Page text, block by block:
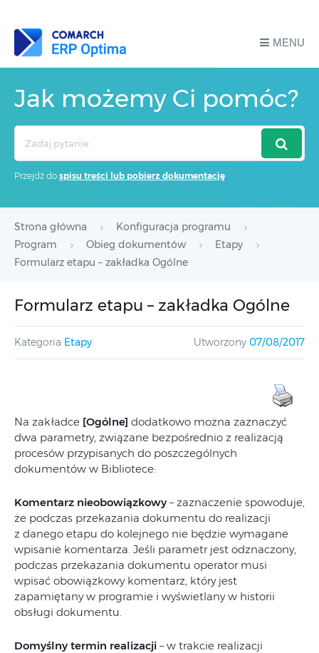
MENU
Jak możemy Ci pomóc?
Przejdź do spisu treści lub pobierz dokumentację
Strona główna
Konfiguracja programu
Program
Obieg dokumentów
Etapy
Formularz etapu – zakładka Ogólne
Formularz etapu – zakładka Ogólne
Kategoria Etapy Utworzony 07/08/2017
Na zakładce [Ogólne] dodatkowo można zaznaczyć
dwa parametry, związane bezpośrednio z realizacją
procesów przypisanych do poszczególnych
dokumentów w Bibliotece:
Komentarz nieobowiązkowy – zaznaczenie spowoduje,
że podczas przekazania dokumentu do realizacji
z danego etapu do kolejnego nie będzie wymagane
wpisanie komentarza. Jeśli parametr jest odznaczony,
podczas przekazania dokumentu operator musi
wpisać obowiązkowy komentarz, który jest
zapamiętany w programie i wyświetlany w historii
obsługi dokumentu.
Domyślny termin realizacji – w trakcie realizacji